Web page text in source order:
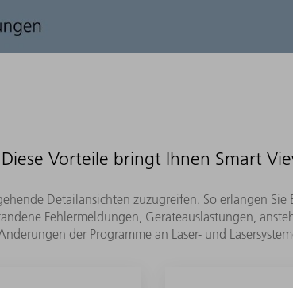
Diese Vorteile bringt Ihnen Smart
Detailansichten zuzugreifen. So erlangen
Fehlermeldungen, Geräteauslastungen,
der Programme an Laser- und